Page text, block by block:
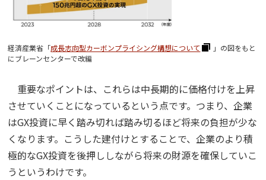
経済産業省「成長志向型カーボンプライシング構想について
」の図をもと
にブレーンセンターで改編
重要なポイントは、これらは中長期的に価格付けを上昇
させていくことになっているという点です。つまり、企業
はGX投資に早く踏み切れば踏み切るほど将来の負担が少な
くなります。こうした建付けとすることで、企業のより積
極的なGX投資を後押ししながら将来の財源を確保していこ
うというわけです。